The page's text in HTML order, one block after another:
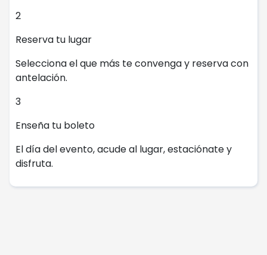
2
Reserva tu lugar
Selecciona el que más te convenga y reserva con
antelación.
3
Enseña tu boleto
El día del evento, acude al lugar, estaciónate y
disfruta.